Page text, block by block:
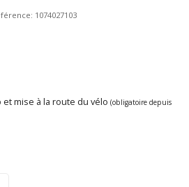
1074027103
et mise à la route du vélo (obligatoire depuis